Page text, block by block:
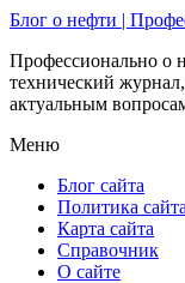
Блог о нефти |
Профессионально о
технический
актуальным
Меню
Блог сайта
Политика сайта
Карта сайта
Справочник
О сайте